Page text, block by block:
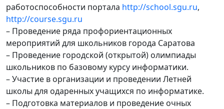
работоспособности портала http://school.sgu.ru,
http://course.sgu.ru
– Проведение ряда профориентационных
мероприятий для школьников города Саратова
– Проведение городской (открытой) олимпиады
школьников по базовому курсу информатики.
– Участие в организации и проведении Летней
школы для одаренных учащихся по информатике.
– Подготовка материалов и проведение очных